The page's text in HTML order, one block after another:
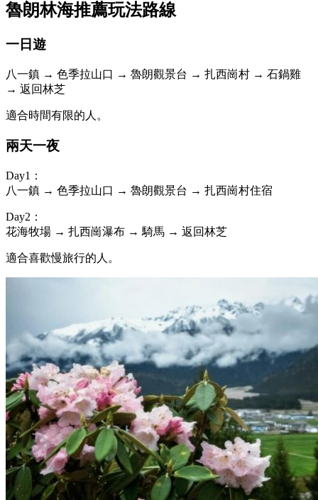
魯朗林海推薦玩法路線
一日遊
八一鎮 → 色季拉山口 → 魯朗觀景台 → 扎西崗村 → 石鍋雞
→ 返回林芝
適合時間有限的人。
兩天一夜
Day1：
八一鎮 → 色季拉山口 → 魯朗觀景台 → 扎西崗村住宿
Day2：
花海牧場 → 扎西崗瀑布 → 騎馬 → 返回林芝
適合喜歡慢旅行的人。